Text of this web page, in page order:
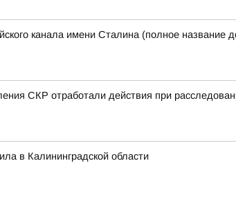
канала имени Сталина (полное название
СКР отработали действия при
в Калининградской области